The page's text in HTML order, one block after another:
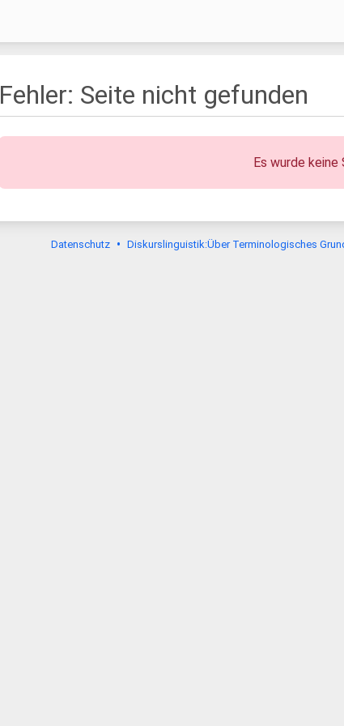
Fehler: Seite nicht gefunden
Es wurde
Datenschutz • Diskurslinguistik:Über Terminologisches